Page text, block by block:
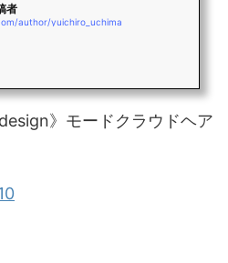
者
author/yuichiro_uchima
》モードクラウドヘア